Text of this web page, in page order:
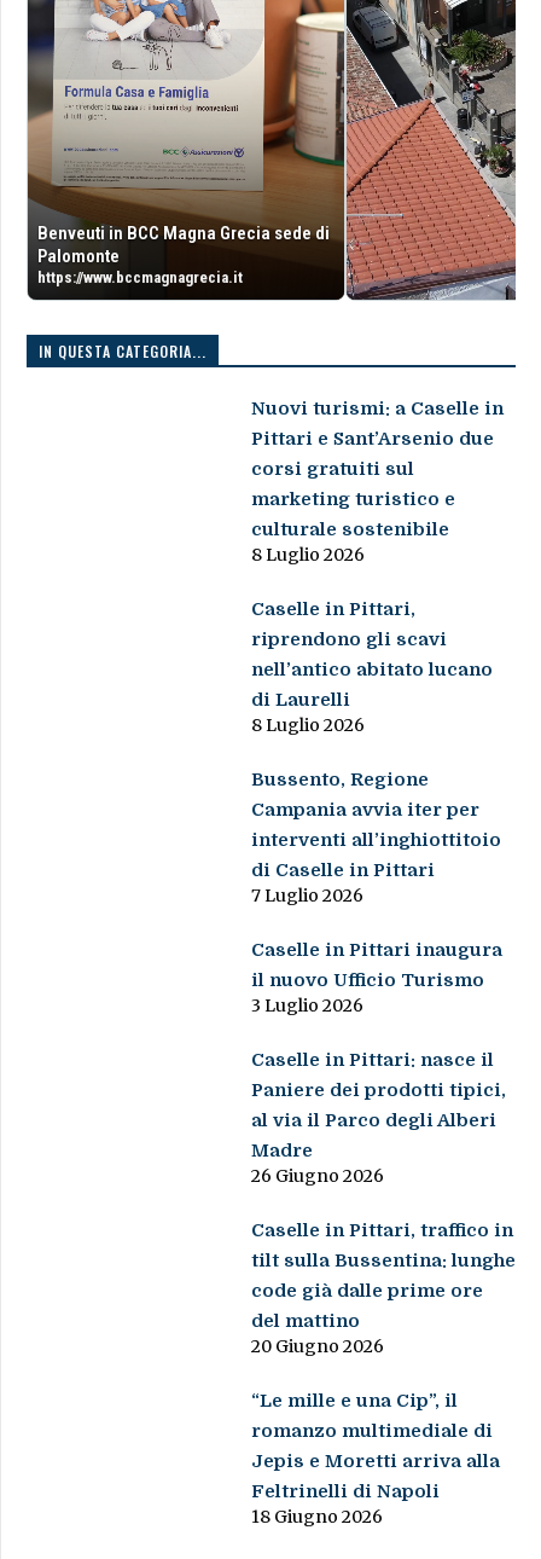
Benveuti in BCC Magna Grecia sede di
Palomonte
https://www.bccmagnagrecia.it
IN QUESTA CATEGORIA...
Nuovi turismi: a Caselle in
Pittari e Sant’Arsenio due
corsi gratuiti sul
marketing turistico e
culturale sostenibile
8 Luglio 2026
Caselle in Pittari,
riprendono gli scavi
nell’antico abitato lucano
di Laurelli
8 Luglio 2026
Bussento, Regione
Campania avvia iter per
interventi all’inghiottitoio
di Caselle in Pittari
7 Luglio 2026
Caselle in Pittari inaugura
il nuovo Ufficio Turismo
3 Luglio 2026
Caselle in Pittari: nasce il
Paniere dei prodotti tipici,
al via il Parco degli Alberi
Madre
26 Giugno 2026
Caselle in Pittari, traffico in
tilt sulla Bussentina: lunghe
code già dalle prime ore
del mattino
20 Giugno 2026
“Le mille e una Cip”, il
romanzo multimediale di
Jepis e Moretti arriva alla
Feltrinelli di Napoli
18 Giugno 2026